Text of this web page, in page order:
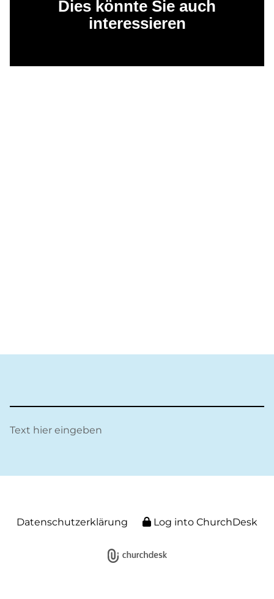
Dies könnte Sie auch
interessieren
Text hier eingeben
Datenschutzerklärung Log into ChurchDesk